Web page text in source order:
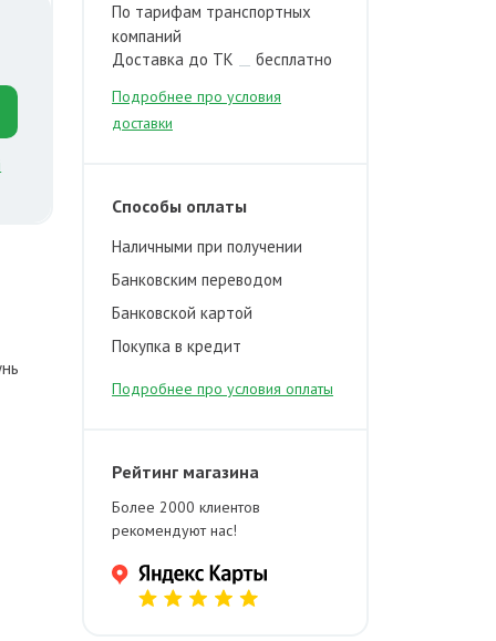
По тарифам транспортных
компаний
Доставка до ТК
бесплатно
Подробнее про условия
доставки
Способы оплаты
Наличными при получении
Банковским переводом
Банковской картой
Покупка в кредит
Подробнее про условия оплаты
Рейтинг магазина
Более 2000 клиентов
рекомендуют нас!